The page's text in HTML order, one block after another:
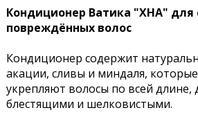
Кондиционер Ватика "ХНА" для
повреждённых волос
Кондиционер содержит
акации, сливы и миндаля,
укрепляют волосы по всей длине,
блестящими и шелковистыми.